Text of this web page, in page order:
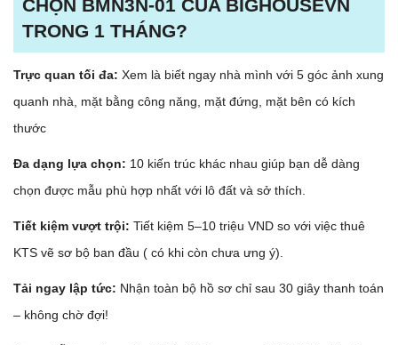
CHỌN BMN3N-01 CỦA BIGHOUSEVN
TRONG 1 THÁNG?
Trực quan tối đa: Xem là biết ngay nhà mình với 5 góc ảnh xung
quanh nhà, mặt bằng công năng, mặt đứng, mặt bên có kích
thước
Đa dạng lựa chọn: 10 kiến trúc khác nhau giúp bạn dễ dàng
chọn được mẫu phù hợp nhất với lô đất và sở thích.
Tiết kiệm vượt trội: Tiết kiệm 5–10 triệu VND so với việc thuê
KTS vẽ sơ bộ ban đầu ( có khi còn chưa ưng ý).
Tải ngay lập tức: Nhận toàn bộ hồ sơ chỉ sau 30 giây thanh toán
– không chờ đợi!